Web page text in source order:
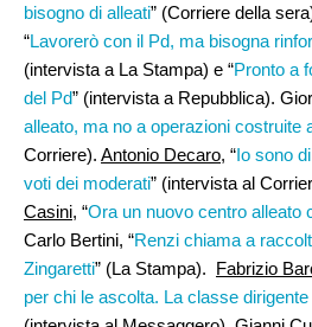
bisogno di alleati” (Corriere della
“Lavorerò con il Pd, ma bisogna
(intervista a La Stampa) e “Pronto a
del Pd” (intervista a Repubblica).
alleato, ma no a operazioni costruite
Corriere). Antonio Decaro, “Io sono
voti dei moderati” (intervista al
Casini, “Ora un nuovo centro alleato
Carlo Bertini, “Renzi chiama a
Zingaretti” (La Stampa). Fabrizio
per chi le ascolta. La classe